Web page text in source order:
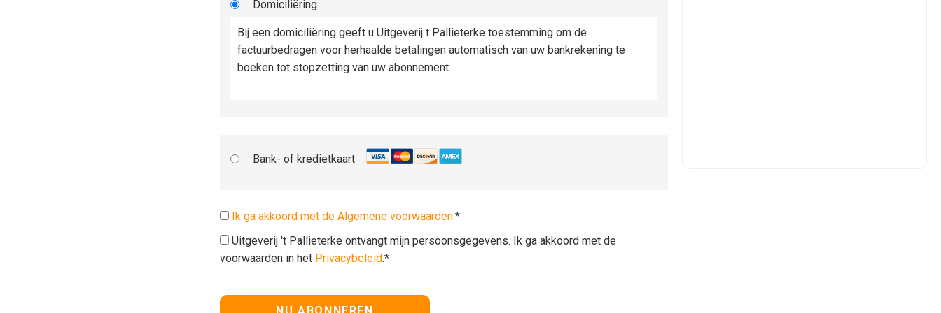
Domiciliëring
Bij een domiciliëring geeft u Uitgeverij t Pallieterke toestemming om de
factuurbedragen voor herhaalde betalingen automatisch van uw bankrekening te
boeken tot stopzetting van uw abonnement.
Bank- of kredietkaart
Ik ga akkoord met de Algemene voorwaarden.*
Uitgeverij 't Pallieterke ontvangt mijn persoonsgegevens. Ik ga akkoord met de
voorwaarden in het Privacybeleid.*
Geen waarde